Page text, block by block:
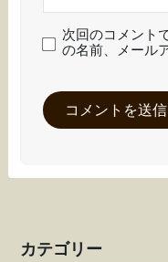
次回のコメント
の名前、メール
カテゴリー